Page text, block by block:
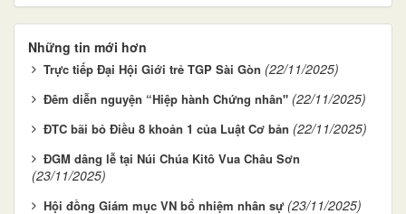
Những tin mới hơn
Trực tiếp Đại Hội Giới trẻ TGP Sài Gòn (22/11/2025)
Đêm diễn nguyện “Hiệp hành Chứng nhân" (22/11/2025)
ĐTC bãi bỏ Điều 8 khoản 1 của Luật Cơ bản (22/11/2025)
ĐGM dâng lễ tại Núi Chúa Kitô Vua Châu Sơn
(23/11/2025)
Hội đồng Giám mục VN bổ nhiệm nhân sự (23/11/2025)